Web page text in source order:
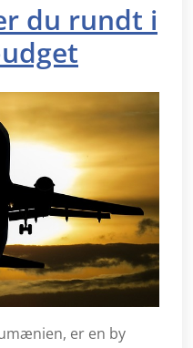
du rundt i
er en by